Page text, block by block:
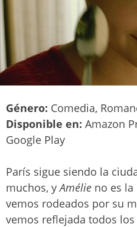
Género: Comedia,
Disponible en: Amazon
Google Play
París sigue siendo la
muchos, yAmélie no es
vemos rodeados por su
vemos reflejada todos